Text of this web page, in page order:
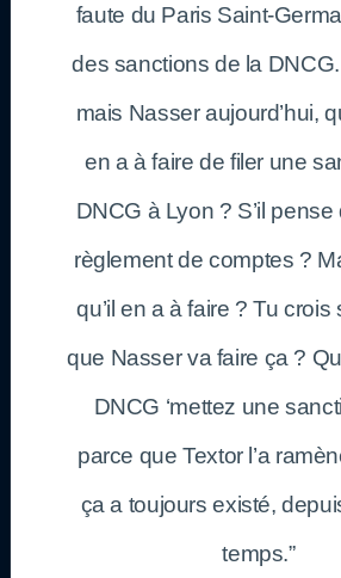
faute du Paris Saint-
des sanctions de la
mais Nasser aujourd’hui,
en a à faire de filer une
DNCG à Lyon ? S’il pense
règlement de comptes ?
qu’il en a à faire ? Tu
que Nasser va faire ça ?
DNCG ‘mettez une
parce que Textor l’a
ça a toujours existé,
temps.”